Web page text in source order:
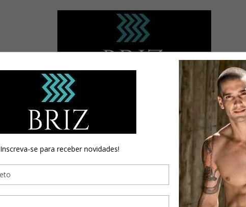
HOME LIQUIDAÇÃO
FRETE GRÁTIS ACIMA DE R$ 120,00
SUNGA PRAIA - FISICULTURA - CUECAS - BIQUINIS
Inscreva-se para receber novidades!